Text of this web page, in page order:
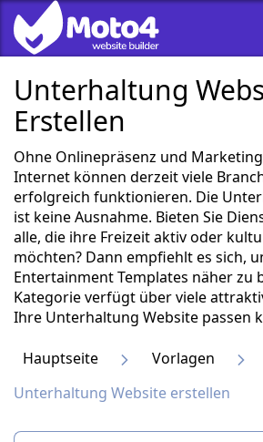
Unterhaltung
Erstellen
Ohne Onlinepräsenz und
Internet können derzeit viele
erfolgreich funktionieren. Die
ist keine Ausnahme. Bieten Sie
alle, die ihre Freizeit aktiv oder
möchten? Dann empfiehlt es sich,
Entertainment Templates näher zu
Kategorie verfügt über viele
Ihre Unterhaltung Website passen
Hauptseite
Vorlagen
Unterhaltung Website erstellen